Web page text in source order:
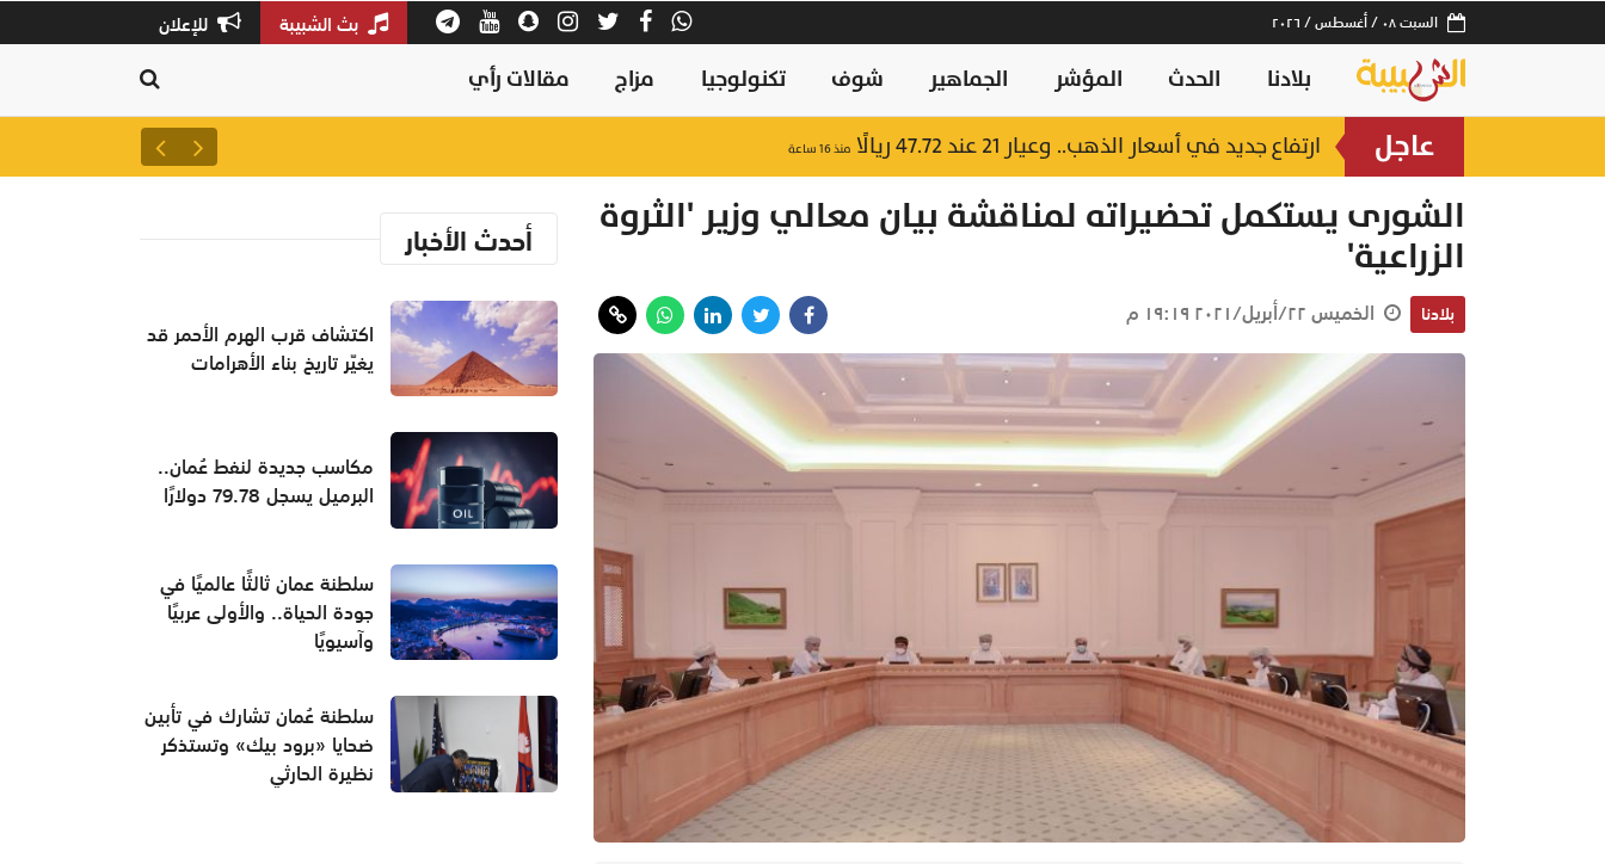
السبت ٠٨ / أغسطس / ٢٠٢٦ بث الشبيبة للإعلان
بلادنا الحدث المؤشر الجماهير شوف تكنولوجيا مزاج مقالات رأي
عاجل ارتفاع جديد في أسعار الذهب.. وعيار 21 عند 47.72 ريالًا منذ ١٦ ساعة سلطنة عمان ثالثًا عالميًا في
الشورى يستكمل تحضيراته لمناقشة بيان معالي وزير 'الثروة
الزراعية'
بلادنا الخميس ٢٢/أبريل/٢٠٢١ ١٩:١٩ م
أحدث الأخبار
اكتشاف قرب الهرم الأحمر قد
يغيّر تاريخ بناء الأهرامات
مكاسب جديدة لنفط عُمان..
البرميل يسجل 79.78 دولارًا
سلطنة عمان ثالثًا عالميًا في
جودة الحياة.. والأولى عربيًا
وآسيويًا
سلطنة عُمان تشارك في تأبين
ضحايا «برود بيك» وتستذكر
نظيرة الحارثي